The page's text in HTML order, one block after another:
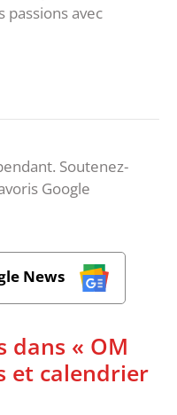
passions avec
Soutenez-
Google
News
dans « OM
et calendrier